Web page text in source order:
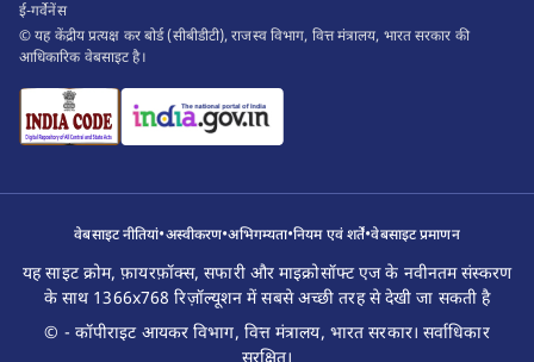
ई-गर्वेनेंस
© यह केंद्रीय प्रत्यक्ष कर बोर्ड (सीबीडीटी), राजस्व विभाग, वित्त मंत्रालय, भारत सरकार की
आधिकारिक वेबसाइट है।
वेबसाइट नीतियां•अस्वीकरण•अभिगम्यता•नियम एवं शर्तें•वेबसाइट प्रमाणन
यह साइट क्रोम, फ़ायरफ़ॉक्स, सफारी और माइक्रोसॉफ्ट एज के नवीनतम संस्करण
के साथ 1366x768 रिज़ॉल्यूशन में सबसे अच्छी तरह से देखी जा सकती है
© - कॉपीराइट आयकर विभाग, वित्त मंत्रालय, भारत सरकार। सर्वाधिकार